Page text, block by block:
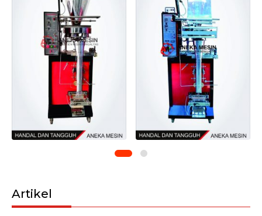
Artikel